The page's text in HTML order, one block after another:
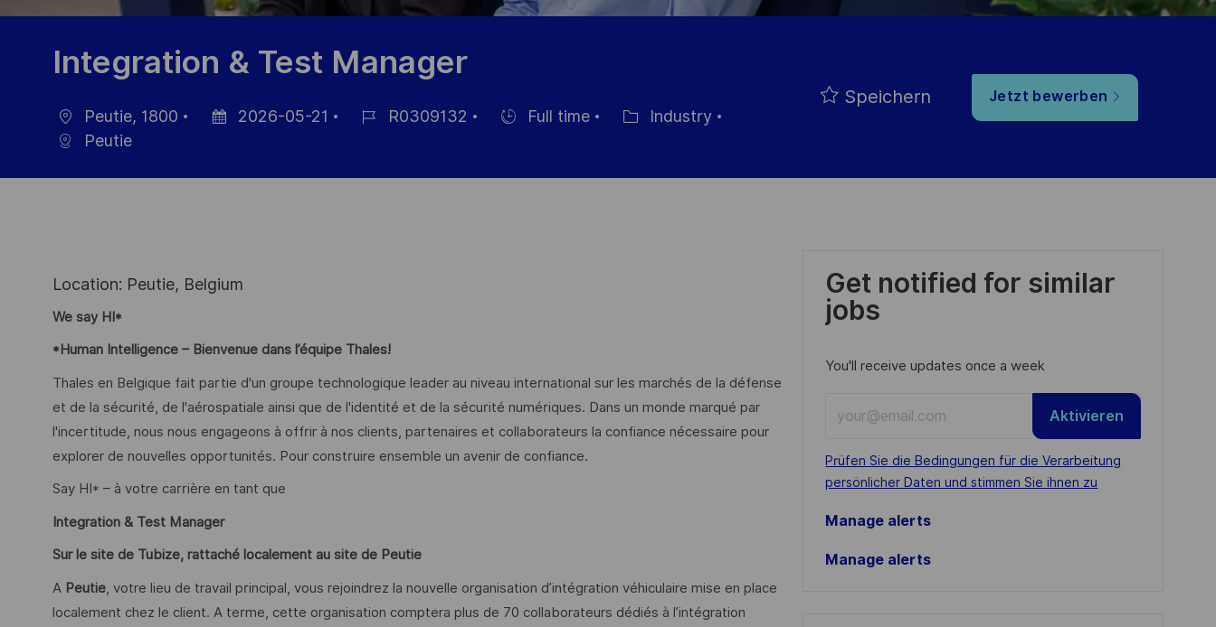
Integration & Test Manager
Ort
Peutie, 1800
Veröffentlichung
2026-05-21
R0309132
Full time
Industry
Peutie
Speichern Jetzt bewerben
Location: Peutie, Belgium
We say HI*
*Human Intelligence – Bienvenue dans l’équipe Thales!
Thales en Belgique fait partie d'un groupe technologique leader au niveau international sur les marchés de la défense
et de la sécurité, de l'aérospatiale ainsi que de l'identité et de la sécurité numériques. Dans un monde marqué par
l'incertitude, nous nous engageons à offrir à nos clients, partenaires et collaborateurs la confiance nécessaire pour
explorer de nouvelles opportunités. Pour construire ensemble un avenir de confiance.
Say HI* – à votre carrière en tant que
Integration & Test Manager
Sur le site de Tubize, rattaché localement au site de Peutie
A Peutie, votre lieu de travail principal, vous rejoindrez la nouvelle organisation d’intégration véhiculaire mise en place
localement chez le client. A terme, cette organisation comptera plus de 70 collaborateurs dédiés à l’intégration
Get notified for similar
jobs
You'll receive updates once a week
Email
address
(Required)
Required
Prüfen Sie die Bedingungen für die Verarbeitung
persönlicher Daten und stimmen Sie ihnen zu
Aktivieren
Manage alerts
Manage alerts